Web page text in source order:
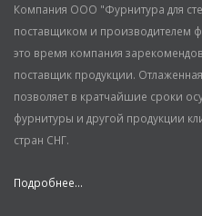
Компания ООО "Фурнитура для
поставщиком и производителем
это время компания
поставщик продукции.
позволяет в кратчайшие сроки
фурнитуры и другой продукции
стран СНГ.
Подробнее...